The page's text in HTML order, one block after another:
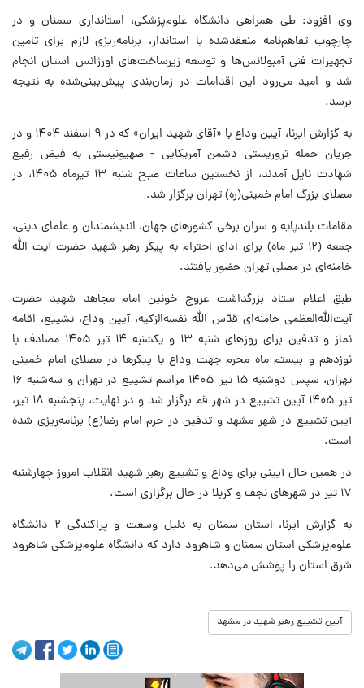
وی افزود: طی همراهی دانشگاه علوم‌پزشکی، استانداری سمنان و در
چارچوب تفاهم‌نامه منعقدشده با استاندار، برنامه‌ریزی لازم برای تامین
تجهیزات فنی آمبولانس‌ها و توسعه زیرساخت‌های اورژانس استان انجام
شد و امید می‌رود این اقدامات در زمان‌بندی پیش‌بینی‌شده به نتیجه
برسد.
به گزارش ایرنا، آیین وداع با «آقای شهید ایران» که در ۹ اسفند ۱۴۰۴ و در
جریان حمله تروریستی دشمن آمریکایی - صهیونیستی به فیض رفیع
شهادت نایل آمدند، از نخستین ساعات صبح شنبه ۱۳ تیرماه ۱۴۰۵، در
مصلای بزرگ امام خمینی(ره) تهران برگزار شد.
مقامات بلندپایه و سران برخی کشورهای جهان، اندیشمندان و علمای دینی،
جمعه (۱۲ تیر ماه) برای ادای احترام به پیکر رهبر شهید حضرت آیت الله
خامنه‌ای در مصلی تهران حضور یافتند.
طبق اعلام ستاد بزرگداشت عروج خونین امام مجاهد شهید حضرت
آیت‌الله‌العظمی خامنه‌ای قدّس الله نفسه‌الزکیه، آیین وداع، تشییع، اقامه
نماز و تدفین برای روزهای شنبه ۱۳ و یکشنبه ۱۴ تیر ۱۴۰۵ مصادف با
نوزدهم و بیستم ماه محرم جهت وداع با پیکرها در مصلای امام خمینی
تهران، سپس دوشنبه ۱۵ تیر ۱۴۰۵ مراسم تشییع در تهران و سه‌شنبه ۱۶
تیر ۱۴۰۵ آیین تشییع در شهر قم برگزار شد و در نهایت، پنجشنبه ۱۸ تیر،
آیین تشییع در شهر مشهد و تدفین در حرم امام رضا(ع) برنامه‌ریزی شده
است.
در همین حال آیینی برای وداع و تشییع رهبر شهید انقلاب امروز چهارشنبه
۱۷ تیر در شهرهای نجف و کربلا در حال برگزاری است.
به گزارش ایرنا، استان سمنان به دلیل وسعت و پراکندگی ۲ دانشگاه
علوم‌پزشکی استان سمنان و شاهرود دارد که دانشگاه علوم‌پزشکی شاهرود
شرق استان را پوشش می‌دهد.
آیین تشییع رهبر شهید در مشهد